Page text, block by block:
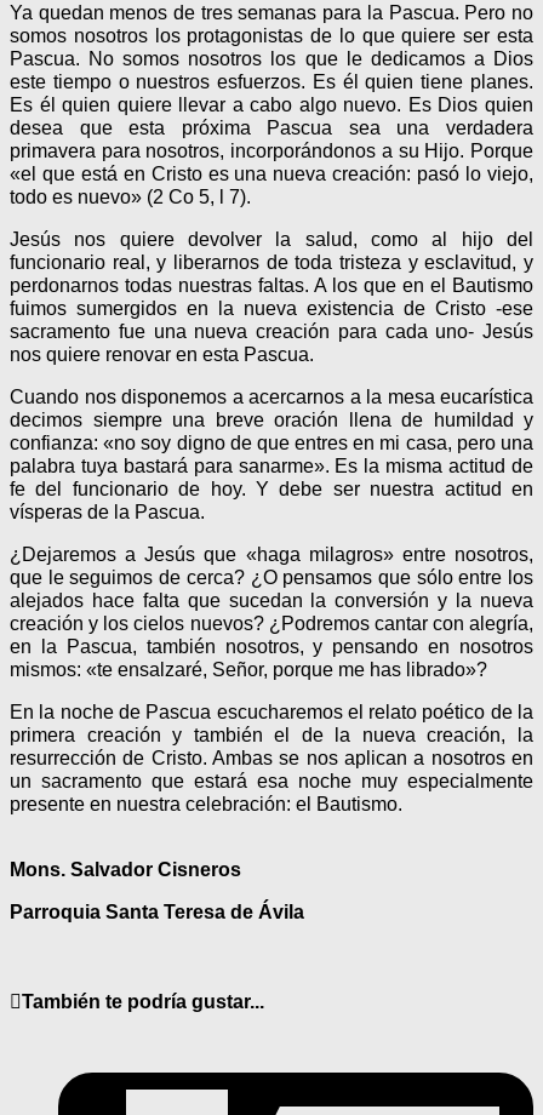
Ya quedan menos de tres semanas para la Pascua. Pero no
somos nosotros los protagonistas de lo que quiere ser esta
Pascua. No somos nosotros los que le dedicamos a Dios
este tiempo o nuestros esfuerzos. Es él quien tiene planes.
Es él quien quiere llevar a cabo algo nuevo. Es Dios quien
desea que esta próxima Pascua sea una verdadera
primavera para nosotros, incorporándonos a su Hijo. Porque
«el que está en Cristo es una nueva creación: pasó lo viejo,
todo es nuevo» (2 Co 5, l 7).
Jesús nos quiere devolver la salud, como al hijo del
funcionario real, y liberarnos de toda tristeza y esclavitud, y
perdonarnos todas nuestras faltas. A los que en el Bautismo
fuimos sumergidos en la nueva existencia de Cristo -ese
sacramento fue una nueva creación para cada uno- Jesús
nos quiere renovar en esta Pascua.
Cuando nos disponemos a acercarnos a la mesa eucarística
decimos siempre una breve oración llena de humildad y
confianza: «no soy digno de que entres en mi casa, pero una
palabra tuya bastará para sanarme». Es la misma actitud de
fe del funcionario de hoy. Y debe ser nuestra actitud en
vísperas de la Pascua.
¿Dejaremos a Jesús que «haga milagros» entre nosotros,
que le seguimos de cerca? ¿O pensamos que sólo entre los
alejados hace falta que sucedan la conversión y la nueva
creación y los cielos nuevos? ¿Podremos cantar con alegría,
en la Pascua, también nosotros, y pensando en nosotros
mismos: «te ensalzaré, Señor, porque me has librado»?
En la noche de Pascua escucharemos el relato poético de la
primera creación y también el de la nueva creación, la
resurrección de Cristo. Ambas se nos aplican a nosotros en
un sacramento que estará esa noche muy especialmente
presente en nuestra celebración: el Bautismo.
Mons. Salvador Cisneros
Parroquia Santa Teresa de Ávila
También te podría gustar...